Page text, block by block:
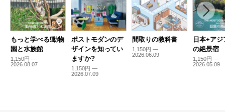
もっと学べる!動物
園と水族館
1,150円 —
2026.08.07
ポストモダンのデ
ザインを知ってい
ますか?
1,150円 —
2026.07.09
間取りの教科書
1,150円 —
2026.06.09
日本+アジ
の絶景宿
1,150円 —
2026.05.09